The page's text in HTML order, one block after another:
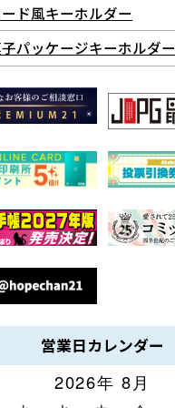
ド風キーホルダー
パッケージキーホルダー
営業日カレンダー
2026年 8月